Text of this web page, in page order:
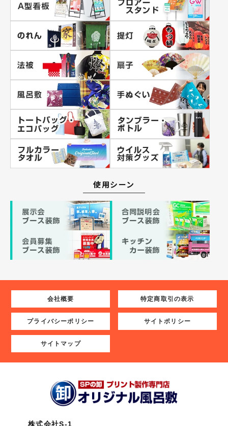
使用シーン
会社概要 特定商取引の表示
プライバシーポリシー サイトポリシー
サイトマップ
株式会社S-1